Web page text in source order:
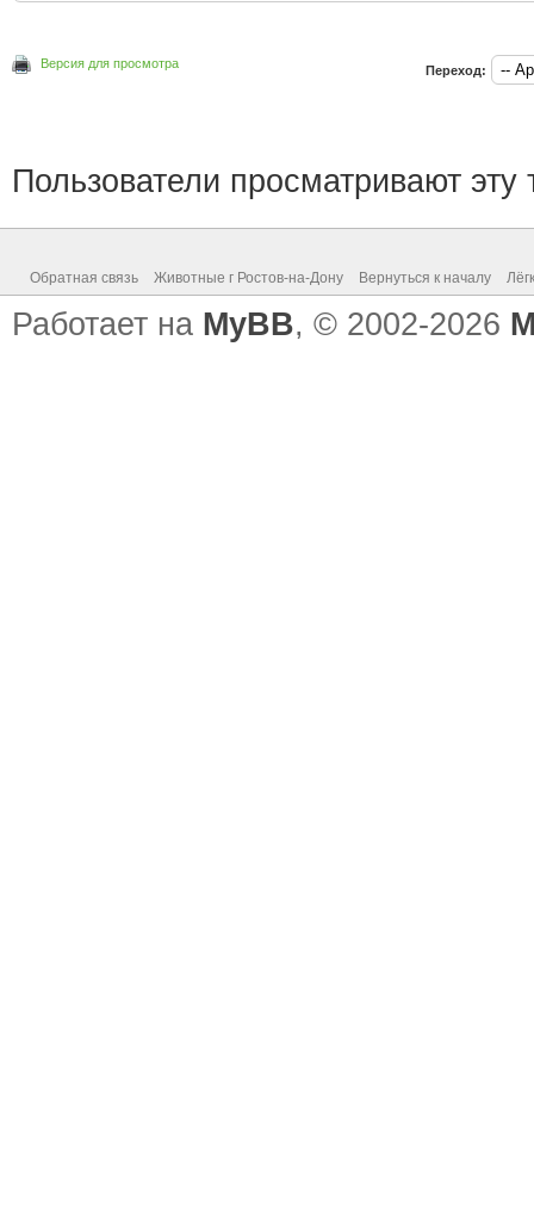
Версия для просмотра Переход:
Пользователи просматривают эту
Обратная связь Животные г Ростов-на-Дону Вернуться к началу
Работает на MyBB, © 2002-2026